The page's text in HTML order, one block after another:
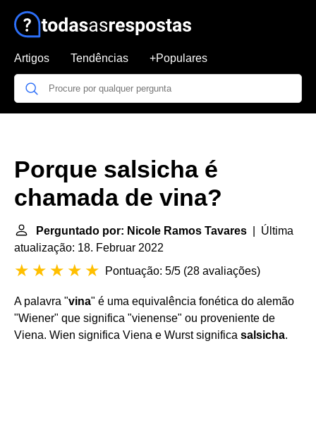
Artigos Tendências +Populares
Porque salsicha é
chamada de vina?
Perguntado por: Nicole Ramos Tavares | Última
atualização: 18. Februar 2022
Pontuação: 5/5 (28 avaliações)
A palavra "vina" é uma equivalência fonética do alemão
"Wiener" que significa "vienense" ou proveniente de
Viena. Wien significa Viena e Wurst significa salsicha.